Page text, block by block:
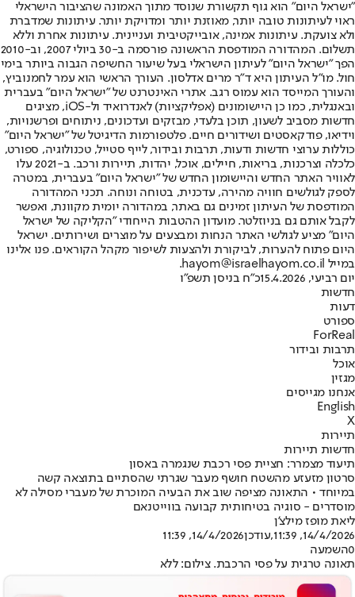
"ישראל היום" הוא גוף תקשורת שנוסד מתוך האמונה שהציבור הישראלי
ראוי לעיתונות טובה יותר, מאוזנת יותר ומדויקת יותר. עיתונות שמדברת
ולא צועקת. עיתונות אמינה, אובייקטיבית ועניינית. עיתונות אחרת וללא
תשלום. המהדורה המודפסת הראשונה פורסמה ב-30 ביולי 2007, וב-2010
הפך "ישראל היום" לעיתון הישראלי בעל שיעור החשיפה הגבוה ביותר בימי
חול. מו"ל העיתון היא ד"ר מרים אדלסון. העורך הראשי הוא עמר לחמנוביץ,
והעורך המייסד הוא עמוס רגב. אתרי האינטרנט של "ישראל היום" בעברית
ובאנגלית, כמו כן היישומונים (אפליקציות) לאנדרואיד ול-iOS, מציגים
חדשות מסביב לשעון, תוכן בלעדי, מבזקים ועדכונים, ניתוחים ופרשנויות,
וידיאו, פודקאסטים ושידורים חיים. פלטפורמות הדיגיטל של "ישראל היום"
כוללות ערוצי חדשות ודעות, תרבות ובידור, לייף סטייל, טכנולוגיה, ספורט,
כלכלה וצרכנות, בריאות, חיילים, אוכל, יהדות, תיירות ורכב. ב-2021 עלו
לאוויר האתר החדש והיישומון החדש של "ישראל היום" בעברית, במטרה
לספק לגולשים חוויה מהירה, עדכנית, בטוחה ונוחה. תכני המהדורה
המודפסת של העיתון זמינים גם באתר, במהדורה יומית מקוונת, ואפשר
לקבל אותם גם בניוזלטר. מועדון ההטבות הייחודי "הקליקה של ישראל
היום" מציע לגולשי האתר הנחות ומבצעים על מוצרים ושירותים. ישראל
היום פתוח להערות, לביקורת ולהצעות לשיפור מקהל הקוראים. פנו אלינו
במייל hayom@israelhayom.co.il.
יום רביעי, 15.4.2026
כ"ח בניסן תשפ"ו
חדשות
דעות
ספורט
ForReal
תרבות ובידור
אוכל
מגזין
אנחנו מגייסים
English
X
תיירות
חדשות תיירות
תיעוד מצמרר: חציית פסי רכבת שנגמרה באסון
סרטון מזעזע מהשטח חושף מעבר שגרתי שהסתיים בתוצאה קשה
במיוחד • התאונה מציפה שוב את הבעיה המוכרת של מעברי מסילה לא
מוסדרים - סוגיה בטיחותית קבועה בווייטנאם
ליאת מופז מילצ'ן
14/4/2026, 11:39
,עודכן14/4/2026, 11:39
0השמעה
תאונה טרגית על פסי הרכבת. צילום: ללא